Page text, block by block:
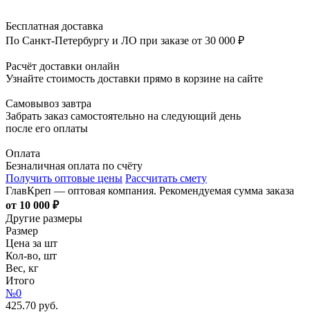
Бесплатная доставка
По Санкт-Петербургу и ЛО при заказе от 30 000 ₽
Расчёт доставки онлайн
Узнайте стоимость доставки прямо в корзине на сайте
Самовывоз завтра
Забрать заказ самостоятельно на следующий день
после его оплаты
Оплата
Безналичная оплата по счёту
Получить оптовые цены Рассчитать смету
ГлавКреп — оптовая компания. Рекомендуемая сумма заказа
от 10 000 ₽
Другие размеры
Размер
Цена за шт
Кол-во, шт
Вес, кг
Итого
№0
425.70 руб.